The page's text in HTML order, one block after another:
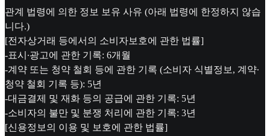
관계 법령에 의한 정보 보유 사유 (아래 법령에 한정하지 않습
니다.)
[전자상거래 등에서의 소비자보호에 관한 법률]
-표시∙광고에 관한 기록: 6개월
-계약 또는 청약 철회 등에 관한 기록 (소비자 식별정보, 계약∙
청약 철회 기록 등): 5년
-대금결제 및 재화 등의 공급에 관한 기록: 5년
-소비자의 불만 및 분쟁 처리에 관한 기록: 3년
[신용정보의 이용 및 보호에 관한 법률]